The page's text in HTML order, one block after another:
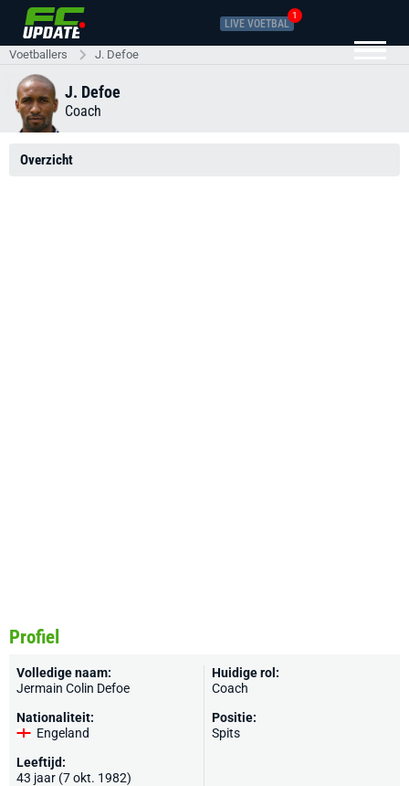
LIVE VOETBAL
1
Voetballers J. Defoe
J. Defoe
Coach
Overzicht
Profiel
Volledige naam:
Jermain Colin Defoe
Nationaliteit:
Engeland
Leeftijd:
43 jaar (7 okt. 1982)
Huidige rol:
Coach
Positie:
Spits